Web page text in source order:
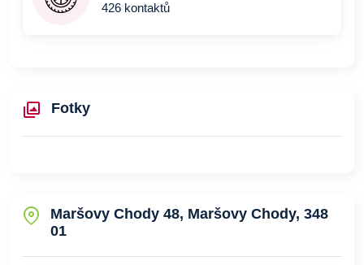
426 kontaktů
Fotky
Maršovy Chody 48, Maršovy Chody, 348
01